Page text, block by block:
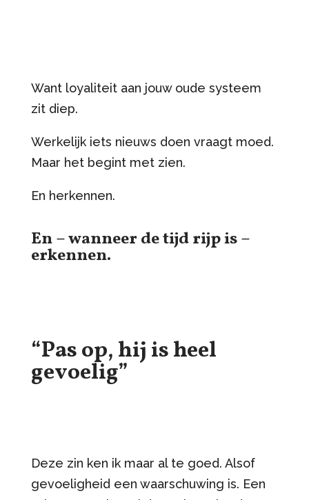
Want loyaliteit aan jouw oude systeem
zit diep.
Werkelijk iets nieuws doen vraagt moed.
Maar het begint met zien.
En herkennen.
En – wanneer de tijd rijp is –
erkennen.
“Pas op, hij is heel
gevoelig”
Deze zin ken ik maar al te goed. Alsof
gevoeligheid een waarschuwing is. Een